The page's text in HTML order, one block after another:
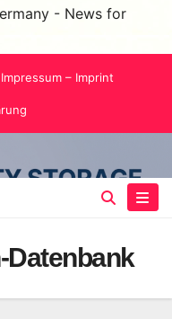
- News for
Impressum – Imprint
Datenbank